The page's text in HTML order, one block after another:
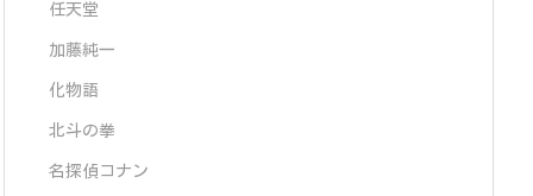
任天堂
加藤純一
化物語
北斗の拳
名探偵コナン